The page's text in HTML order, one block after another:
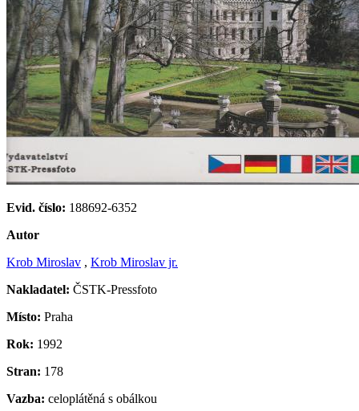
Evid. číslo: 188692-6352
Autor
Krob Miroslav , Krob Miroslav jr.
Nakladatel: ČSTK-Pressfoto
Místo: Praha
Rok: 1992
Stran: 178
Vazba: celoplátěná s obálkou